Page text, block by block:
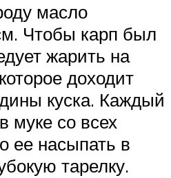
масло
Чтобы карп был
жарить на
доходит
куска. Каждый
муке со всех
ее насыпать в
тарелку.